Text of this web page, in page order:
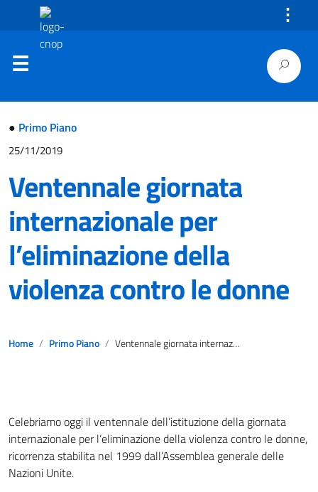
⋮
● Primo Piano
25/11/2019
Ventennale giornata
internazionale per
l’eliminazione della
violenza contro le donne
Home Primo Piano Ventennale giornata internazionale per l’eliminazione della violenza contro le donne
Celebriamo oggi il ventennale dell’istituzione della giornata
internazionale per l’eliminazione della violenza contro le donne,
ricorrenza stabilita nel 1999 dall’Assemblea generale delle
Nazioni Unite.